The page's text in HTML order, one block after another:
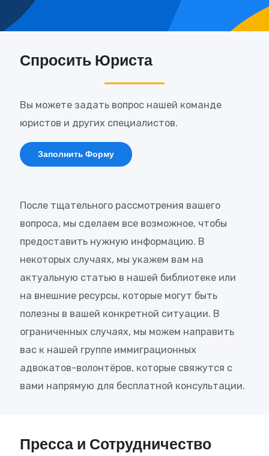
Спросить Юриста
Вы можете задать вопрос нашей команде
юристов и других специалистов.
Заполнить Форму
После тщательного рассмотрения вашего
вопроса, мы сделаем все возможное, чтобы
предоставить нужную информацию. В
некоторых случаях, мы укажем вам на
актуальную статью в нашей библиотеке или
на внешние ресурсы, которые могут быть
полезны в вашей конкретной ситуации. В
ограниченных случаях, мы можем направить
вас к нашей группе иммиграционных
адвокатов-волонтёров, которые свяжутся с
вами напрямую для бесплатной консультации.
Пресса и Сотрудничество